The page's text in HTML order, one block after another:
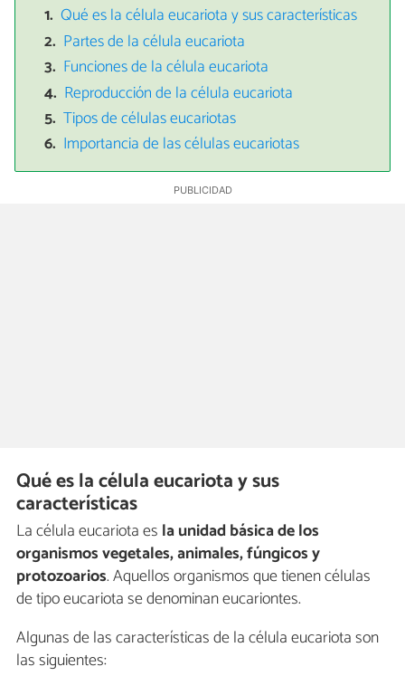
Qué es la célula eucariota y sus características
Partes de la célula eucariota
Funciones de la célula eucariota
Reproducción de la célula eucariota
Tipos de células eucariotas
Importancia de las células eucariotas
Qué es la célula eucariota y sus
características
La célula eucariota es la unidad básica de los
organismos vegetales, animales, fúngicos y
protozoarios. Aquellos organismos que tienen células
de tipo eucariota se denominan eucariontes.
Algunas de las características de la célula eucariota son
las siguientes: